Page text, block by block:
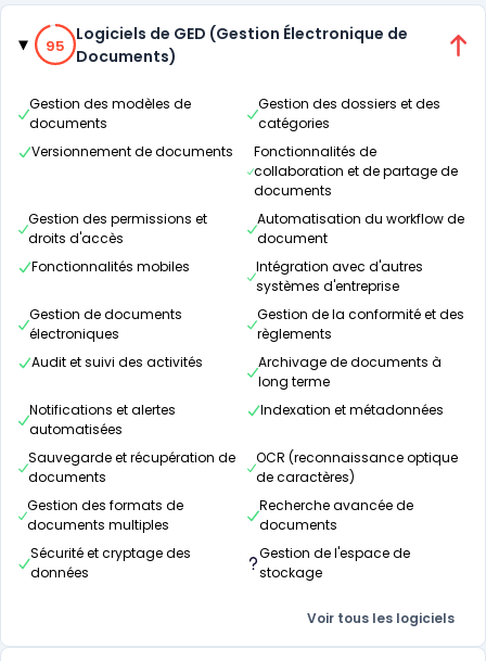
Catégories
95% de compatibilité
95
Logiciels de GED (Gestion Électronique de
Documents)
Gestion des modèles de
documents
Gestion des dossiers et des
catégories
Versionnement de documents
Fonctionnalités de
collaboration et de partage de
documents
Gestion des permissions et
droits d'accès
Automatisation du workflow de
document
Fonctionnalités mobiles
Intégration avec d'autres
systèmes d'entreprise
Gestion de documents
électroniques
Gestion de la conformité et des
règlements
Audit et suivi des activités
Archivage de documents à
long terme
Notifications et alertes
automatisées
Indexation et métadonnées
Sauvegarde et récupération de
documents
OCR (reconnaissance optique
de caractères)
Gestion des formats de
documents multiples
Recherche avancée de
documents
Sécurité et cryptage des
données
Gestion de l'espace de
stockage
Voir tous les logiciels